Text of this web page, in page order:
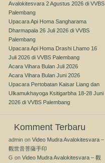
Avalokitesvara 2 Agustus 2026 di VVBS
Palembang
Upacara Api Homa Sangharama
Dharmapala 26 Juli 2026 di VVBS
Palembang
Upacara Api Homa Drashi Lhamo 16
Juli 2026 di VVBS Palembang
Acara Vihara Bulan Juli 2026
Acara Vihara Bulan Juni 2026
Upacara Pertobatan Kaisar Liang dan
Ulkamukhayoga Ksitigarbha 18-28 Juni
2026 di VVBS Palembang
Komment Terbaru
admin on Video Mudra Avalokitesvara –
觀世音菩薩手印
G on Video Mudra Avalokitesvara – 觀